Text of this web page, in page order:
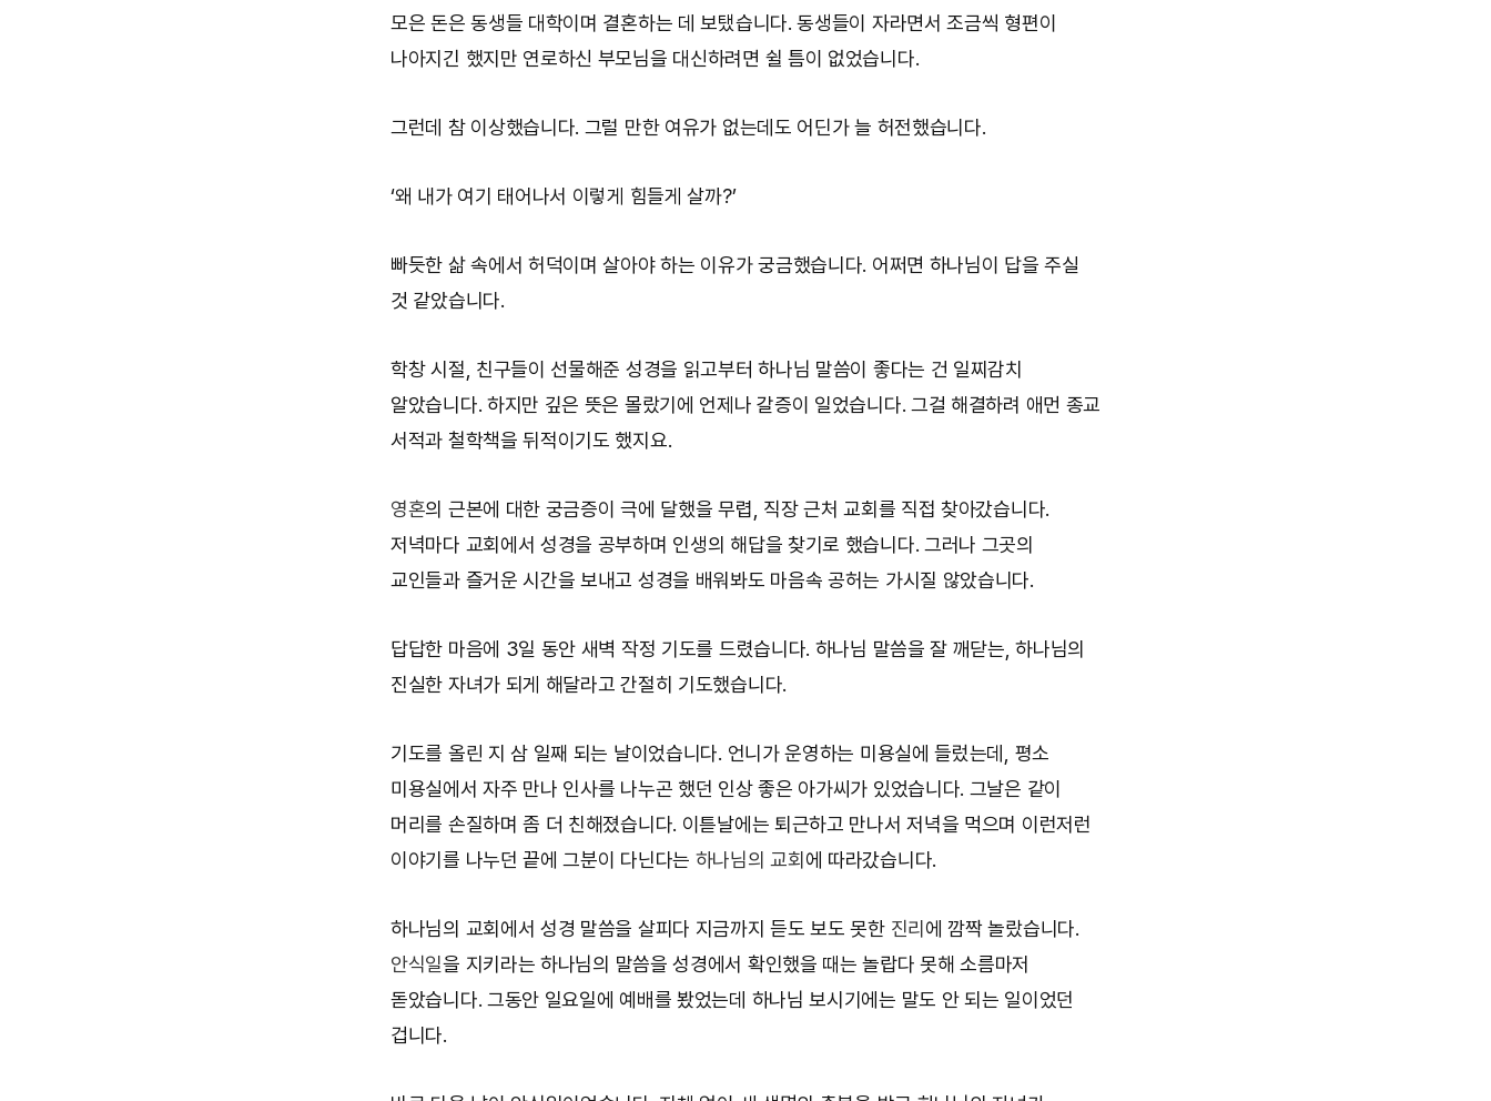
모은 돈은 동생들 대학이며 결혼하는 데 보탰습니다. 동생들이 자라면서 조금씩 형편이
나아지긴 했지만 연로하신 부모님을 대신하려면 쉴 틈이 없었습니다.
그런데 참 이상했습니다. 그럴 만한 여유가 없는데도 어딘가 늘 허전했습니다.
‘왜 내가 여기 태어나서 이렇게 힘들게 살까?’
빠듯한 삶 속에서 허덕이며 살아야 하는 이유가 궁금했습니다. 어쩌면 하나님이 답을 주실
것 같았습니다.
학창 시절, 친구들이 선물해준 성경을 읽고부터 하나님 말씀이 좋다는 건 일찌감치
알았습니다. 하지만 깊은 뜻은 몰랐기에 언제나 갈증이 일었습니다. 그걸 해결하려 애먼 종교
서적과 철학책을 뒤적이기도 했지요.
영혼의 근본에 대한 궁금증이 극에 달했을 무렵, 직장 근처 교회를 직접 찾아갔습니다.
저녁마다 교회에서 성경을 공부하며 인생의 해답을 찾기로 했습니다. 그러나 그곳의
교인들과 즐거운 시간을 보내고 성경을 배워봐도 마음속 공허는 가시질 않았습니다.
답답한 마음에 3일 동안 새벽 작정 기도를 드렸습니다. 하나님 말씀을 잘 깨닫는, 하나님의
진실한 자녀가 되게 해달라고 간절히 기도했습니다.
기도를 올린 지 삼 일째 되는 날이었습니다. 언니가 운영하는 미용실에 들렀는데, 평소
미용실에서 자주 만나 인사를 나누곤 했던 인상 좋은 아가씨가 있었습니다. 그날은 같이
머리를 손질하며 좀 더 친해졌습니다. 이튿날에는 퇴근하고 만나서 저녁을 먹으며 이런저런
이야기를 나누던 끝에 그분이 다닌다는 하나님의 교회 에 따라갔습니다.
하나님의 교회에서 성경 말씀을 살피다 지금까지 듣도 보도 못한 진리 에 깜짝 놀랐습니다.
안식일을 지키라는 하나님의 말씀을 성경에서 확인했을 때는 놀랍다 못해 소름마저
돋았습니다. 그동안 일요일에 예배를 봤었는데 하나님 보시기에는 말도 안 되는 일이었던
겁니다.